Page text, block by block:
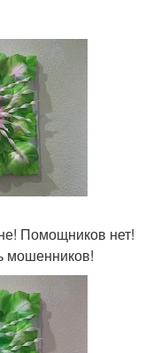
Помощников нет!
мошенников!